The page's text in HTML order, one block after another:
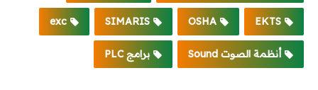
EKTS
OSHA
SIMARIS
exc
أنظمة الصوت Sound برامج PLC